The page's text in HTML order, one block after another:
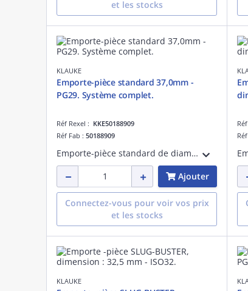
et les stocks
KLAUKE
Emporte-pièce standard 37,0mm -
PG29. Système complet.
Réf Rexel : KKE50188909
Réf Fab : 50188909
Emporte-pièce standard de diamètre 37,0mm, PG29. Système comprenant un axe de 19,0mm avec butée à billes, le poinçon et la matrice de diamètre 37,0mm pour une utilisation manuelle ou hydraulique
Ajouter
Connectez-vous pour voir vos prix
et les stocks
KLAUKE